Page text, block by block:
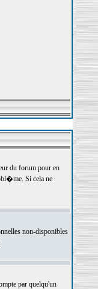
du forum pour en
Si cela ne
non-disponibles
par quelqu'un